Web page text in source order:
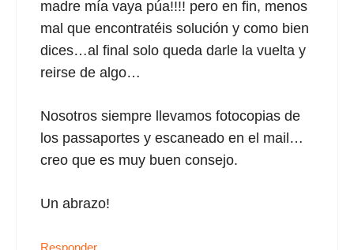
madre mía vaya púa!!!! pero en fin, menos
mal que encontratéis solución y como bien
dices…al final solo queda darle la vuelta y
reirse de algo…
Nosotros siempre llevamos fotocopias de
los passaportes y escaneado en el mail…
creo que es muy buen consejo.
Un abrazo!
Responder